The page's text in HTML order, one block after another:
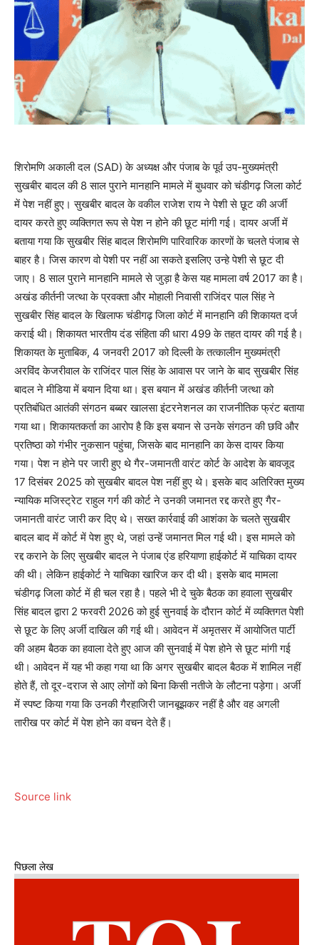
शिरोमणि अकाली दल (SAD) के अध्यक्ष और पंजाब के पूर्व उप-मुख्यमंत्री
सुखबीर बादल की 8 साल पुराने मानहानि मामले में बुधवार को चंडीगढ़ जिला कोर्ट
में पेश नहीं हुए। सुखबीर बादल के वकील राजेश राय ने पेशी से छूट की अर्जी
दायर करते हुए व्यक्तिगत रूप से पेश न होने की छूट मांगी गई। दायर अर्जी में
बताया गया कि सुखबीर सिंह बादल शिरोमणि पारिवारिक कारणों के चलते पंजाब से
बाहर है। जिस कारण वो पेशी पर नहीं आ सकते इसलिए उन्हे पेशी से छूट दी
जाए। 8 साल पुराने मानहानि मामले से जुड़ा है केस यह मामला वर्ष 2017 का है।
अखंड कीर्तनी जत्था के प्रवक्ता और मोहाली निवासी राजिंदर पाल सिंह ने
सुखबीर सिंह बादल के खिलाफ चंडीगढ़ जिला कोर्ट में मानहानि की शिकायत दर्ज
कराई थी। शिकायत भारतीय दंड संहिता की धारा 499 के तहत दायर की गई है।
शिकायत के मुताबिक, 4 जनवरी 2017 को दिल्ली के तत्कालीन मुख्यमंत्री
अरविंद केजरीवाल के राजिंदर पाल सिंह के आवास पर जाने के बाद सुखबीर सिंह
बादल ने मीडिया में बयान दिया था। इस बयान में अखंड कीर्तनी जत्था को
प्रतिबंधित आतंकी संगठन बब्बर खालसा इंटरनेशनल का राजनीतिक फ्रंट बताया
गया था। शिकायतकर्ता का आरोप है कि इस बयान से उनके संगठन की छवि और
प्रतिष्ठा को गंभीर नुकसान पहुंचा, जिसके बाद मानहानि का केस दायर किया
गया। पेश न होने पर जारी हुए थे गैर-जमानती वारंट कोर्ट के आदेश के बावजूद
17 दिसंबर 2025 को सुखबीर बादल पेश नहीं हुए थे। इसके बाद अतिरिक्त मुख्य
न्यायिक मजिस्ट्रेट राहुल गर्ग की कोर्ट ने उनकी जमानत रद्द करते हुए गैर-
जमानती वारंट जारी कर दिए थे। सख्त कार्रवाई की आशंका के चलते सुखबीर
बादल बाद में कोर्ट में पेश हुए थे, जहां उन्हें जमानत मिल गई थी। इस मामले को
रद्द कराने के लिए सुखबीर बादल ने पंजाब एंड हरियाणा हाईकोर्ट में याचिका दायर
की थी। लेकिन हाईकोर्ट ने याचिका खारिज कर दी थी। इसके बाद मामला
चंडीगढ़ जिला कोर्ट में ही चल रहा है। पहले भी दे चुके बैठक का हवाला सुखबीर
सिंह बादल द्वारा 2 फरवरी 2026 को हुई सुनवाई के दौरान कोर्ट में व्यक्तिगत पेशी
से छूट के लिए अर्जी दाखिल की गई थी। आवेदन में अमृतसर में आयोजित पार्टी
की अहम बैठक का हवाला देते हुए आज की सुनवाई में पेश होने से छूट मांगी गई
थी। आवेदन में यह भी कहा गया था कि अगर सुखबीर बादल बैठक में शामिल नहीं
होते हैं, तो दूर-दराज से आए लोगों को बिना किसी नतीजे के लौटना पड़ेगा। अर्जी
में स्पष्ट किया गया कि उनकी गैरहाजिरी जानबूझकर नहीं है और वह अगली
तारीख पर कोर्ट में पेश होने का वचन देते हैं।
Source link
पिछला लेख